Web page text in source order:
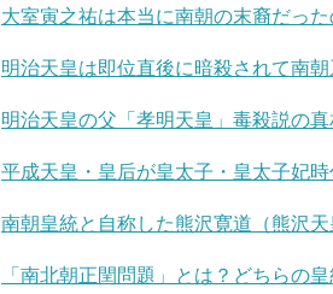
大室寅之祐は本当に南朝の末裔だっ
明治天皇は即位直後に暗殺されて南
明治天皇の父「孝明天皇」毒殺説の真
平成天皇・皇后が皇太子・皇太子妃
南朝皇統と自称した熊沢寛道（熊沢
「南北朝正閏問題」とは？どちらの